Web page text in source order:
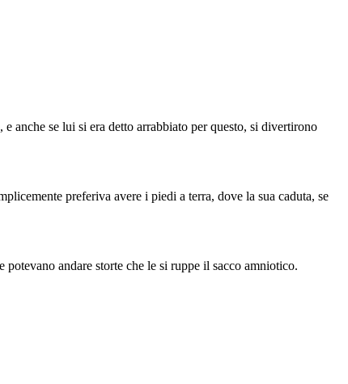
anche se lui si era detto arrabbiato per questo, si divertirono
preferiva avere i piedi a terra, dove la sua caduta, se
andare storte che le si ruppe il sacco amniotico.